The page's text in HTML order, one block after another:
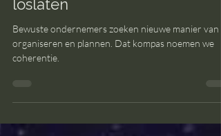
30 dec 2025
Betekenisvol ondernemen
Waarom steeds meer
loslaten
Bewuste ondernemers zoeken nieuwe manier van